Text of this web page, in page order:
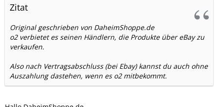
Zitat
Original geschrieben von DaheimShoppe.de
o2 verbietet es seinen Händlern, die Produkte über eBay zu
verkaufen.
Also nach Vertragsabschluss (bei Ebay) kannst du auch ohne
Auszahlung dastehen, wenn es o2 mitbekommt.